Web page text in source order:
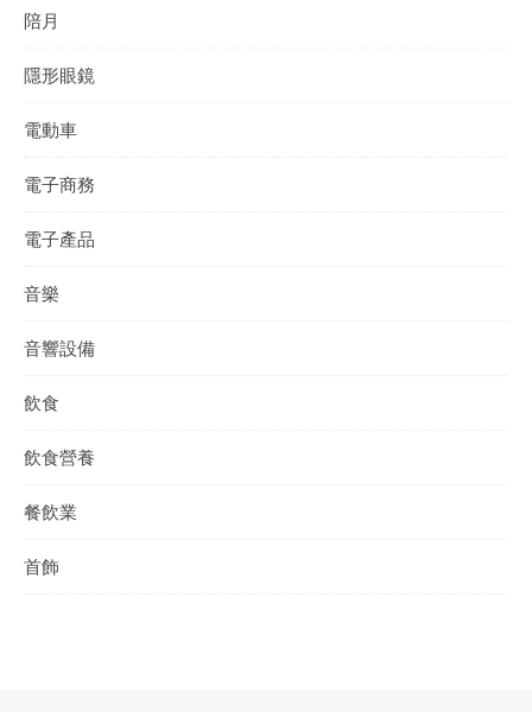
陪月
隱形眼鏡
電動車
電子商務
電子產品
音樂
音響設備
飲食
飲食營養
餐飲業
首飾